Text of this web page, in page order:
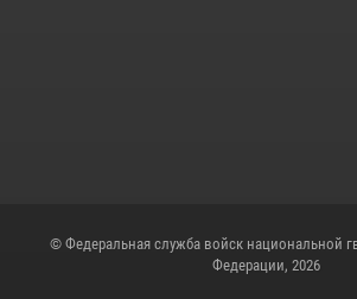
© Федеральная служба войск национальной
Федерации, 2026